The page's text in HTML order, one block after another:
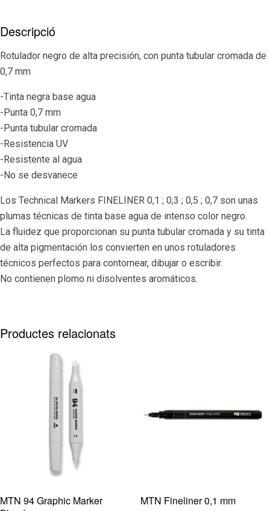
Descripció
Rotulador negro de alta precisión, con punta tubular cromada de
0,7 mm
-Tinta negra base agua
-Punta 0,7 mm
-Punta tubular cromada
-Resistencia UV
-Resistente al agua
-No se desvanece
Los Technical Markers FINELINER 0,1 ; 0,3 ; 0,5 ; 0,7 son unas
plumas técnicas de tinta base agua de intenso color negro.
La fluidez que proporcionan su punta tubular cromada y su tinta
de alta pigmentación los convierten en unos rotuladores
técnicos perfectos para contornear, dibujar o escribir.
No contienen plomo ni disolventes aromáticos.
Productes relacionats
MTN 94 Graphic Marker
MTN Fineliner 0,1 mm